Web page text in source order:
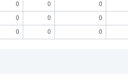
0 0
0
0 0
0
0 0 0